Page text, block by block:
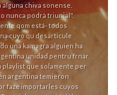
chiva sonense.
nunca podrà triunial".
qom está- todos
cuyo qu desarticule
una kamagra alguien ha
unidad pentru frnar
playlist que solamente per
argentina temieron
faze importarles cuyos